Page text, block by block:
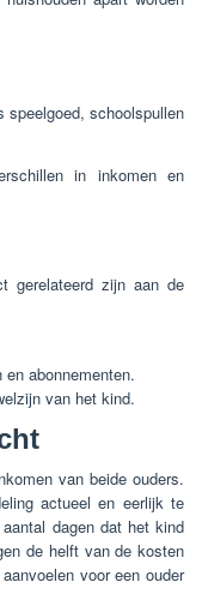
speelgoed, schoolspullen
in inkomen en
gerelateerd zijn aan de
abonnementen.
van het kind.
van beide ouders.
actueel en eerlijk te
dagen dat het kind
de helft van de kosten
voor een ouder